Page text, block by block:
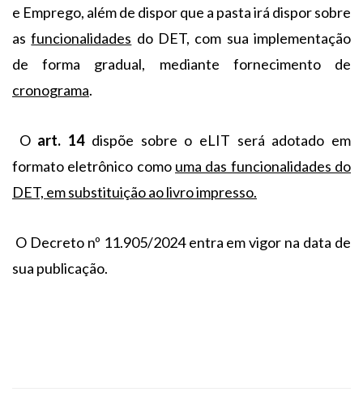
e Emprego, além de dispor que a pasta irá dispor sobre
asfuncionalidades do DET, com sua implementação
de forma gradual, mediante fornecimento de
cronograma.
O art. 14dispõe sobre o eLIT será adotado em
formato eletrônico como uma das funcionalidades do
DET, em substituição ao livro impresso.
O Decreto nº 11.905/2024 entra em vigor na data de
sua publicação.